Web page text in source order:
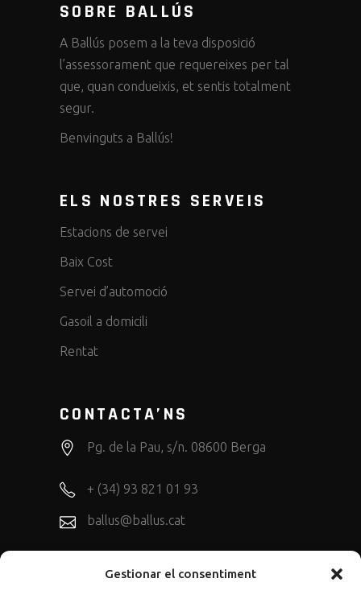
Gestionar el consentiment
SOBRE BALLÚS
A Ballús posem a la teva disposició
l’assessorament que requereixes per tal
que, quan condueixis, et sentis totalment
segur.
Benvinguts a Ballús!
ELS NOSTRES SERVEIS
Estacions de servei
Baix Cost
Servei d’automoció
Gasoil a domicili
Rentat
CONTACTA’NS
Pg. de la Pau, s/n. 08600 Berga
+ (34) 93 821 01 93
ballus@ballus.cat